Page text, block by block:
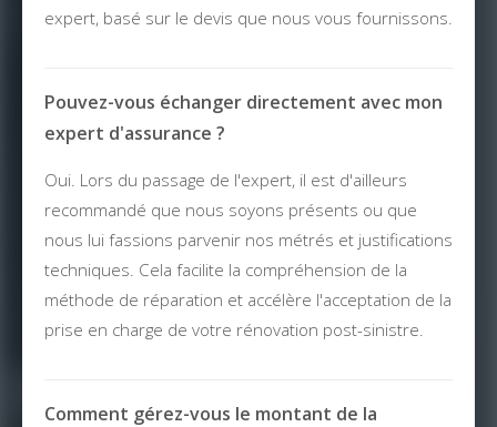
expert, basé sur le devis que nous vous fournissons.
Pouvez-vous échanger directement avec mon
expert d'assurance ?
Oui. Lors du passage de l'expert, il est d'ailleurs
recommandé que nous soyons présents ou que
nous lui fassions parvenir nos métrés et justifications
techniques. Cela facilite la compréhension de la
méthode de réparation et accélère l'acceptation de la
prise en charge de votre rénovation post-sinistre.
Comment gérez-vous le montant de la